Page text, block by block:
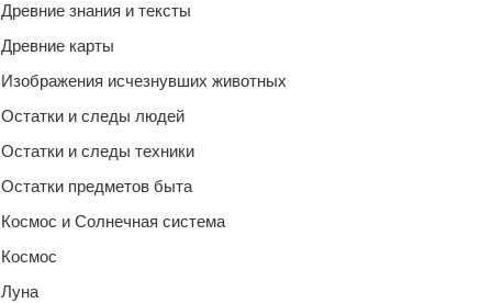
Древние знания и тексты
Древние карты
Изображения исчезнувших животных
Остатки и следы людей
Остатки и следы техники
Остатки предметов быта
Космос и Солнечная система
Космос
Луна